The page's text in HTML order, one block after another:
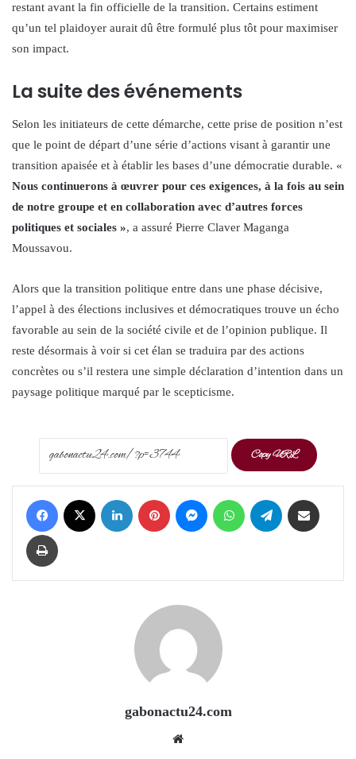
restant avant la fin officielle de la transition. Certains estiment
qu’un tel plaidoyer aurait dû être formulé plus tôt pour maximiser
son impact.
La suite des événements
Selon les initiateurs de cette démarche, cette prise de position n’est
que le point de départ d’une série d’actions visant à garantir une
transition apaisée et à établir les bases d’une démocratie durable. «
Nous continuerons à œuvrer pour ces exigences, à la fois au sein
de notre groupe et en collaboration avec d’autres forces
politiques et sociales », a assuré Pierre Claver Maganga
Moussavou.
Alors que la transition politique entre dans une phase décisive,
l’appel à des élections inclusives et démocratiques trouve un écho
favorable au sein de la société civile et de l’opinion publique. Il
reste désormais à voir si cet élan se traduira par des actions
concrètes ou s’il restera une simple déclaration d’intention dans un
paysage politique marqué par le scepticisme.
Copy URL
Facebook LinkedIn Pinterest Messenger WhatsApp Telegram
Print
gabonactu24.com